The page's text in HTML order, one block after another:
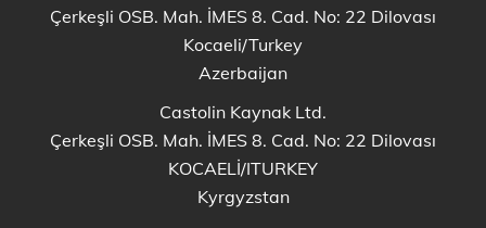
Çerkeşli OSB. Mah. İMES 8. Cad. No: 22 Dilovası
Kocaeli/Turkey
Azerbaijan
Castolin Kaynak Ltd.
Çerkeşli OSB. Mah. İMES 8. Cad. No: 22 Dilovası
KOCAELİ/ITURKEY
Kyrgyzstan